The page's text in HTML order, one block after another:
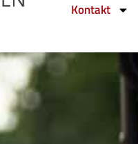
Kontakt